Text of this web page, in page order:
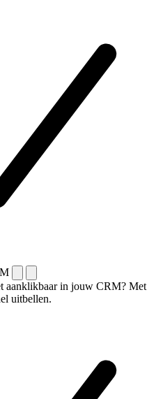
aanklikbaar in jouw CRM? Met
uitbellen.